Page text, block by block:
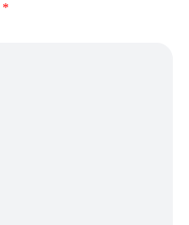
*